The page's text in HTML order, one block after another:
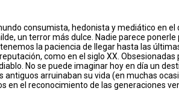
consumista, hedonista y mediático en
un terror más dulce. Nadie parece
la paciencia de llegar hasta las
como en el siglo XX.
No se puede imaginar hoy en día un
antiguos arruinaban su vida (en muchas
en el reconocimiento de las generaciones